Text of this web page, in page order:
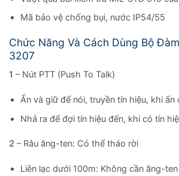
Mã bảo vệ chống bụi, nước IP54/55
Chức Năng Và Cách Dùng Bộ
3207
1 – Nút PTT (Push To Talk)
Ấn và giữ để nói, truyền tín hiệu, khi ấn
Nhả ra để đợi tín hiệu đến, khi có tín
2 – Râu ăng-ten: Có thể tháo rời
Liên lạc dưới 100m: Không cần ăng-ten